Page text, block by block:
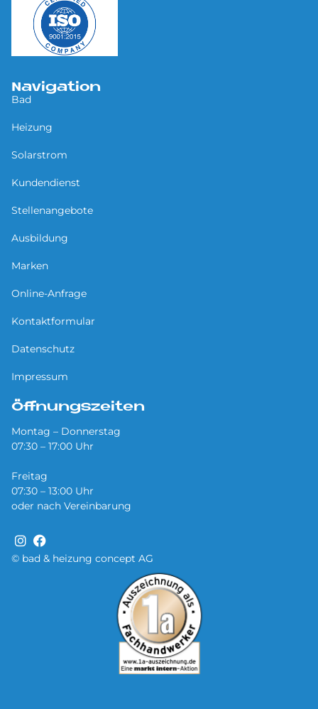
© bad & heizung concept AG
Navigation
Bad
Heizung
Solarstrom
Kundendienst
Stellenangebote
Ausbildung
Marken
Online-Anfrage
Kontaktformular
Datenschutz
Impressum
Öffnungszeiten
Montag – Donnerstag
07:30 – 17:00 Uhr
Freitag
07:30 – 13:00 Uhr
oder nach Vereinbarung